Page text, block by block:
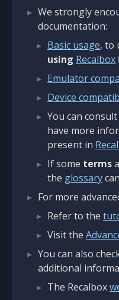
We strongly
documentation:
Basic usage, to
using Recalbox
Emulator
Device
You can
have more
present in
If some terms
the glossary
For more
Refer to the
Visit the
You can also
additional
The Recalbox